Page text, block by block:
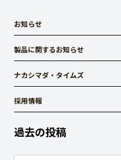
お知らせ
製品に関するお知らせ
ナカシマダ・タイムズ
採用情報
過去の投稿